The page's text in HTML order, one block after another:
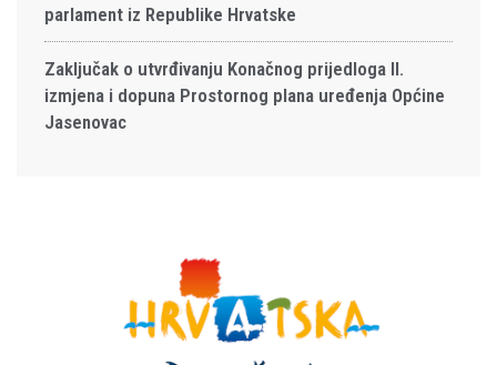
parlament iz Republike Hrvatske
Zaključak o utvrđivanju Konačnog prijedloga II.
izmjena i dopuna Prostornog plana uređenja Općine
Jasenovac